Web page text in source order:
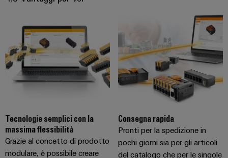
Tecnologie semplici con la
massima flessibilità
Grazie al concetto di prodotto
modulare, è possibile creare
Consegna rapida
Pronti per la spedizione in
pochi giorni sia per gli articoli
del catalogo che per le singole